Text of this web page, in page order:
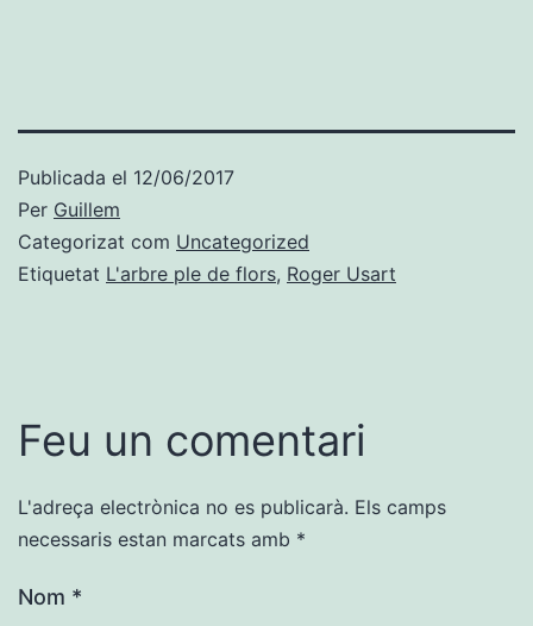
Publicada el 12/06/2017
Per Guillem
Categorizat com Uncategorized
Etiquetat L'arbre ple de flors, Roger Usart
Feu un comentari
L'adreça electrònica no es publicarà. Els camps
necessaris estan marcats amb *
Nom *